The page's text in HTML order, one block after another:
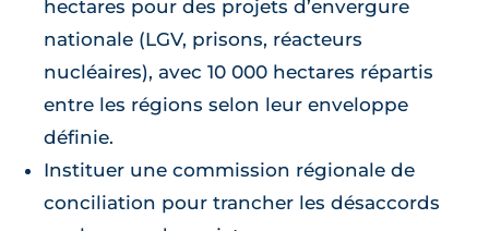
hectares pour des projets d’envergure
nationale (LGV, prisons, réacteurs
nucléaires), avec 10 000 hectares répartis
entre les régions selon leur enveloppe
définie.
Instituer une commission régionale de
conciliation pour trancher les désaccords